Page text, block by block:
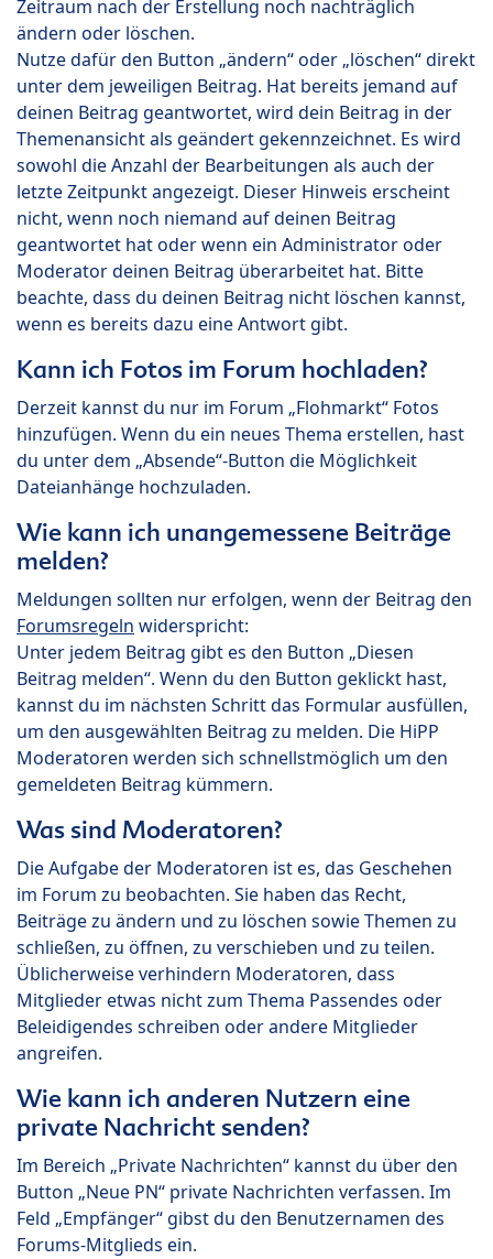
Zeitraum nach der Erstellung noch nachträglich
ändern oder löschen.
Nutze dafür den Button „ändern“ oder „löschen“ direkt
unter dem jeweiligen Beitrag. Hat bereits jemand auf
deinen Beitrag geantwortet, wird dein Beitrag in der
Themenansicht als geändert gekennzeichnet. Es wird
sowohl die Anzahl der Bearbeitungen als auch der
letzte Zeitpunkt angezeigt. Dieser Hinweis erscheint
nicht, wenn noch niemand auf deinen Beitrag
geantwortet hat oder wenn ein Administrator oder
Moderator deinen Beitrag überarbeitet hat. Bitte
beachte, dass du deinen Beitrag nicht löschen kannst,
wenn es bereits dazu eine Antwort gibt.
Kann ich Fotos im Forum hochladen?
Derzeit kannst du nur im Forum „Flohmarkt“ Fotos
hinzufügen. Wenn du ein neues Thema erstellen, hast
du unter dem „Absende“-Button die Möglichkeit
Dateianhänge hochzuladen.
Wie kann ich unangemessene Beiträge
melden?
Meldungen sollten nur erfolgen, wenn der Beitrag den
Forumsregeln widerspricht:
Unter jedem Beitrag gibt es den Button „Diesen
Beitrag melden“. Wenn du den Button geklickt hast,
kannst du im nächsten Schritt das Formular ausfüllen,
um den ausgewählten Beitrag zu melden. Die HiPP
Moderatoren werden sich schnellstmöglich um den
gemeldeten Beitrag kümmern.
Was sind Moderatoren?
Die Aufgabe der Moderatoren ist es, das Geschehen
im Forum zu beobachten. Sie haben das Recht,
Beiträge zu ändern und zu löschen sowie Themen zu
schließen, zu öffnen, zu verschieben und zu teilen.
Üblicherweise verhindern Moderatoren, dass
Mitglieder etwas nicht zum Thema Passendes oder
Beleidigendes schreiben oder andere Mitglieder
angreifen.
Wie kann ich anderen Nutzern eine
private Nachricht senden?
Im Bereich „Private Nachrichten“ kannst du über den
Button „Neue PN“ private Nachrichten verfassen. Im
Feld „Empfänger“ gibst du den Benutzernamen des
Forums-Mitglieds ein.